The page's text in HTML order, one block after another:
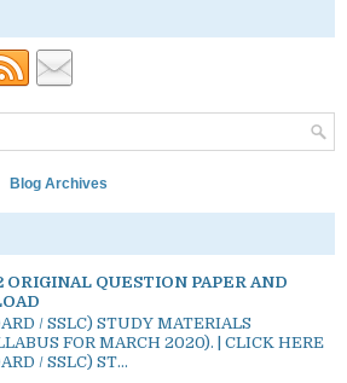
Blog Archives
ORIGINAL QUESTION PAPER AND
/ SSLC) STUDY MATERIALS
FOR MARCH 2020). | CLICK HERE
/ SSLC) ST...